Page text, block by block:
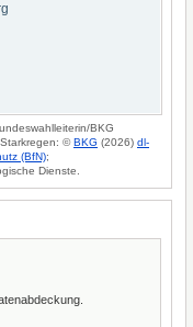
BKG
©BKG (2026) dl-
(BfN);
Dienste.